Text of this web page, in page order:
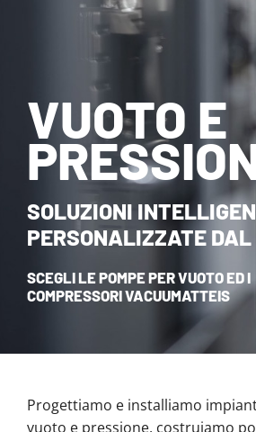
HOME
VUOTO E
SOLUZIONI
PERSONALIZZATE DAL
SCEGLI LE POMPE PER VUOTO ED I
COMPRESSORI VACUUMATTEIS
Progettiamo e installiamo
vuoto e pressione, costruiamo